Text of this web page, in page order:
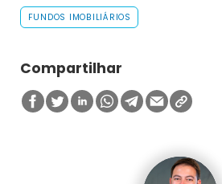
FUNDOS IMOBILIÁRIOS
Compartilhar